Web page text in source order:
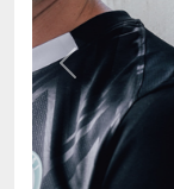
Previous